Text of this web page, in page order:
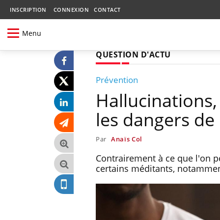
INSCRIPTION CONNEXION CONTACT
Menu
QUESTION D'ACTU
Prévention
les dangers
Par Anaïs Col
Contrairement à ce que l'on
certains méditants,